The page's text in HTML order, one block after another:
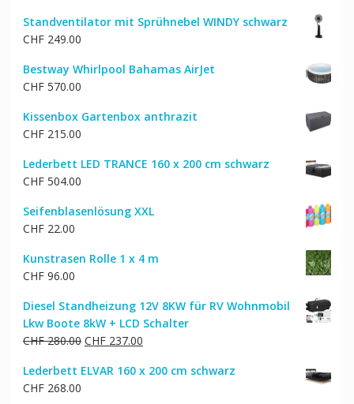
war:
CHF 62.00
ist:
Standventilator mit Sprühnebel WINDY schwarz
CHF249.00
Bestway Whirlpool Bahamas AirJet
CHF570.00
Kissenbox Gartenbox anthrazit
CHF215.00
Lederbett LED TRANCE 160 x 200 cm schwarz
CHF504.00
Seifenblasenlösung XXL
CHF22.00
Kunstrasen Rolle 1 x 4 m
CHF96.00
Diesel Standheizung 12V 8KW für RV Wohnmobil
Lkw Boote 8kW + LCD Schalter
CHF280.00 Ursprünglicher
war:
CHF237.00Aktueller
ist:
Lederbett ELVAR 160 x 200 cm schwarz
CHF268.00